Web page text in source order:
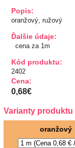
TIPY NA DARČEKY
Zľavnené
Aplikácie
Bižutérny kútik
Burda strihy
Dekorácie
Popis:
oranžový, ružový
Ďalšie údaje:
cena za 1m
Kód produktu:
2402
Cena:
0,68€
Varianty produktu
oranžový